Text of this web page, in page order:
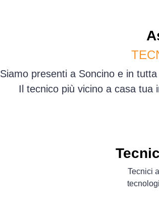
Siamo presenti a Soncino e in
Il tecnico più vicino a casa tua
Tecnici